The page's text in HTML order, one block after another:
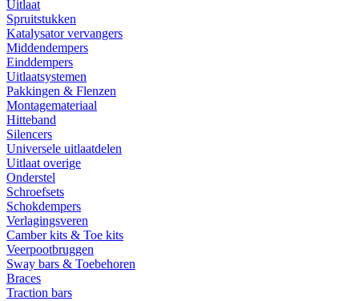
Uitlaat
Spruitstukken
Katalysator vervangers
Middendempers
Einddempers
Uitlaatsystemen
Pakkingen & Flenzen
Montagemateriaal
Hitteband
Silencers
Universele uitlaatdelen
Uitlaat overige
Onderstel
Schroefsets
Schokdempers
Verlagingsveren
Camber kits & Toe kits
Veerpootbruggen
Sway bars & Toebehoren
Braces
Traction bars